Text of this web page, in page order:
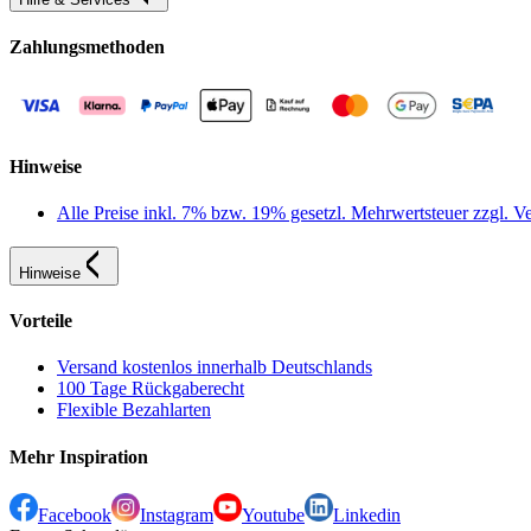
Zahlungsmethoden
Hinweise
Alle Preise inkl. 7% bzw. 19% gesetzl. Mehrwertsteuer zzgl.
Hinweise
Vorteile
Versand kostenlos innerhalb Deutschlands
100 Tage Rückgaberecht
Flexible Bezahlarten
Mehr Inspiration
Facebook Instagram Youtube
Linkedin